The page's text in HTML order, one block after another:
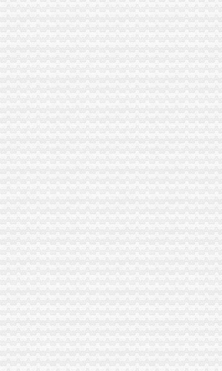
渝中区虎头岩一工地凌晨仍在施工环保局依法查处_重庆频道_凤凰网
【渝中区虎头岩学车哪里？虎头岩考驾照快可分期的好驾校】价格_
现房！现房！渝中区虎头岩揽江雅苑小洋房在售！！！,渝中区经纬大
渝中区虎头岩交通便利临近商圈163万3房豪装家电齐全拎包入,重
渝中区大化路项目开工虎头岩将修道路直通化龙桥——人民网·重庆视
渝中区虎头岩一线江景叠拼送超大观江露台,您,值得拥有,重庆渝中
渝中区投入1000万元整虎头岩“污水瀑布”重庆新闻联播—
渝中区虎头岩总部城施工放致楼体破损-重庆网络问政平台
【重庆市渝中区石油路街道虎头岩社区居民委员会】重庆市渝中区石油
渝中区虎头岩转盘改造工程下月完工_城视网
高九路.虎头岩_渝中区租房_渝房网
重庆餐饮美食-重庆渝中区德渔府（虎头岩店）店铺-德渔府（虎头岩店
渝中区虎头岩隧道口一汽车着火扑救及时未造员伤亡-华龙网html5版
渝中区大化路项目开工年内虎头岩直通化龙桥[重庆]_土豆
大坪虎头岩渝中区车管所在哪里啊？-重庆摩友交流区-摩托车论坛-
重庆渝中区虎头岩---重庆九滨路（黄杨路24号）大鼎世纪滨江,鹅公
现房！现房！渝中区虎头岩揽江雅苑小洋房在售！,渝中区经纬大道虎
渝中交通要道虎头岩隧道至华村立交段明日封闭5小时_重庆频道_凤凰网
重庆新桥至渝中区虎头岩_百度知道
大坪虎头岩渝中区车管所在哪里啊？-重庆摩友交流区-摩托车论坛-
渝中区步道连通红岩村和虎头岩-重庆日报网
地址：重庆渝中区虎头岩中悦健身房（总部城旁边）_重庆吧_百度贴吧
渝中区民族路到虎头岩怎么走？-住哪网
渝中区长和路通车虎头岩隧道通行力缓解-重庆搜狐焦点
渝中区虎头岩转盘改造工程下月完工_房产资讯-黔江房天下
渝中区大化路项目开工虎头岩将修道路直通化龙桥--时政--人民网
重庆市渝中区佛图关公园虎头岩至大坪九坑子轻轨较~新线一期工程施
重庆出售：渝中区虎头岩转盘火锅一条街门面出售-重庆爱问分类
渝中区虎头岩+写字楼+稀缺政企合作-[中国招商网重庆站]
重庆出售：渝中区大坪虎头岩转盘1楼临街门面超大外摆空间-重庆爱